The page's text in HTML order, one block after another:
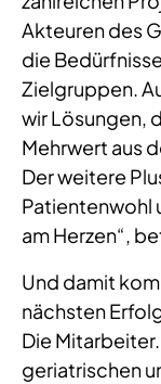
Akteuren des
die
Zielgruppen.
wir Lösungen,
Mehrwert aus
Der weitere
Patientenwohl
am Herzen“,
Und damit
nächsten
Die
geriatrischen